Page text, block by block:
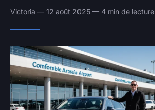
Victoria — 12 août 2025 — 4 min de lecture